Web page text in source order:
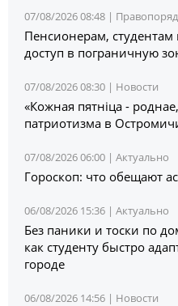
07/08/2026 08:48 |
Пенсионерам,
доступ в пограничную
07/08/2026 08:30 | Новости
«Кожная пятніца -
патриотизма в
07/08/2026 06:00 | Актуально
Гороскоп: что обещают
06/08/2026 15:36 | Актуально
Без паники и тоски по
как студенту быстро
городе
06/08/2026 14:56 | Новости